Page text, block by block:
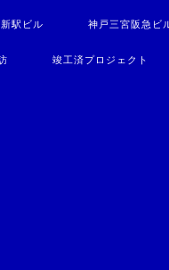
駅ビル 神戸三宮阪急ビ
竣工済プロジェクト